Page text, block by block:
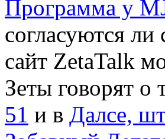
Программа у
согласуются
сайт ZetaTalk
Зеты говорят о
51 и в Далсе,